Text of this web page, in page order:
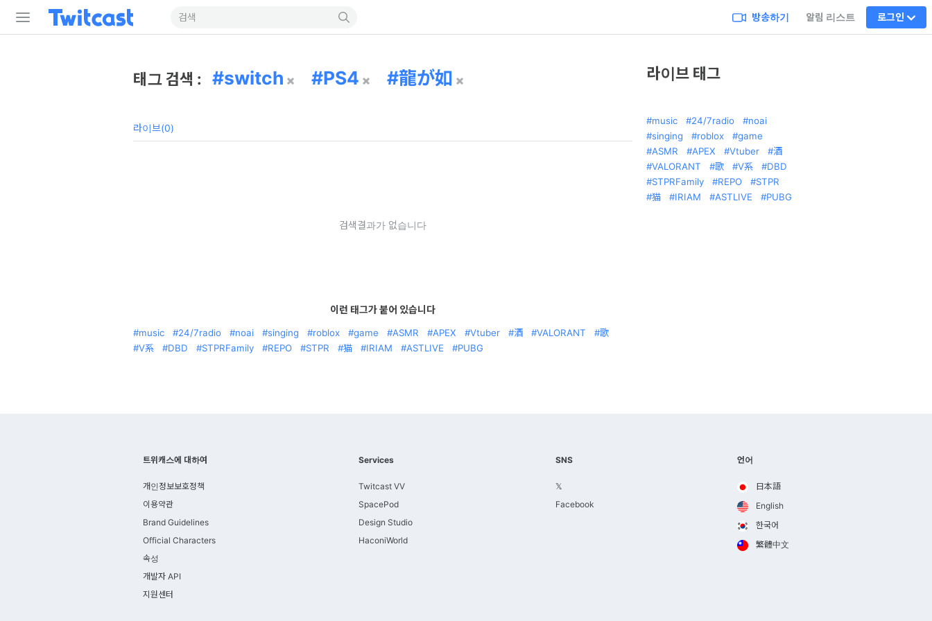
방송하기 알림 리스트 로그인
태그 검색 : switch PS4 龍が如
라이브(0)
검색결과가 없습니다
이런 태그가 붙어 있습니다
music 24/7radio noai singing roblox game ASMR APEX Vtuber 酒 VALORANT
歌
V系
DBD STPRFamily REPO STPR 猫 IRIAM ASTLIVE PUBG
라이브 태그
music 24/7radio
noai
singing
roblox
game
ASMR
APEX Vtuber
酒
VALORANT
歌 V系
DBD
STPRFamily
REPO
STPR
猫
IRIAM ASTLIVE PUBG
트위캐스에 대하여
개인정보보호정책
이용약관
Brand Guidelines
Official Characters
속성
개발자 API
지원센터
Services
Twitcast VV
SpacePod
Design Studio
HaconiWorld
SNS
𝕏
Facebook
언어
日本語
English
한국어
繁體中文